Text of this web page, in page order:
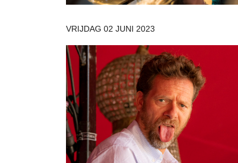
VRIJDAG 02 JUNI 2023